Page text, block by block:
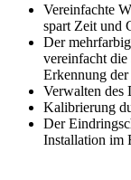
Vereinfachte
spart Zeit und
Der
vereinfacht
Erkennung
Verwalten des
Kalibrierung
Der
Installation im